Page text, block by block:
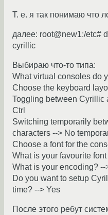
Т. е. я так понимаю что
далее: root@new1:/etc#
cyrillic
Выбираю что-то типа:
What virtual consoles do
Choose the keyboard
Toggling between Cyrillic
Ctrl
Switching temporarily
characters --> No
Choose a font for the
What is your favourite
What is your encoding? --
Do you want to setup
time? --> Yes
После этого ребут